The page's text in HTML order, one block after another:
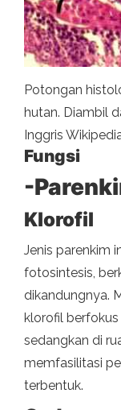
Potongan
hutan. Diambil
Inggris
Fungsi
-
Klorofil
Jenis parenkim
fotosintesis,
dikandungnya.
klorofil
sedangkan di
memfasilitasi
terbentuk.